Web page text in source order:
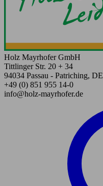
Holz Mayrhofer GmbH
Tittlinger Str. 20 + 34
94034 Passau - Patriching, DE
+49 (0) 851 955 14-0
info@holz-mayrhofer.de